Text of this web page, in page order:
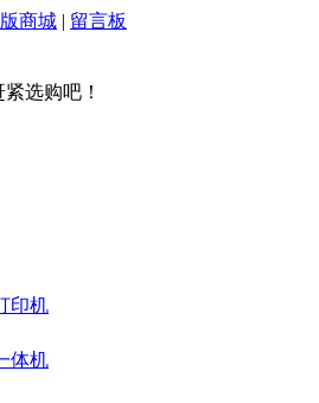
商城 | 留言板
选购吧！
印机
体机